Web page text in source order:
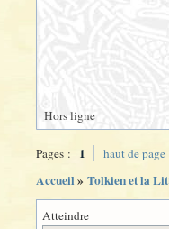
Hors ligne
Pages : 1 haut de page
Accueil» Tolkien et la
Atteindre